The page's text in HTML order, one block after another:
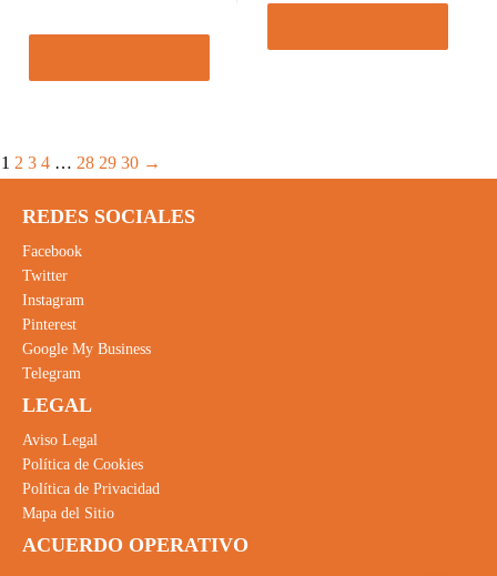
1 2 3 4 … 28 29 30 →
REDES SOCIALES
Facebook
Twitter
Instagram
Pinterest
Google My Business
Telegram
LEGAL
Aviso Legal
Política de Cookies
Política de Privacidad
Mapa del Sitio
ACUERDO OPERATIVO